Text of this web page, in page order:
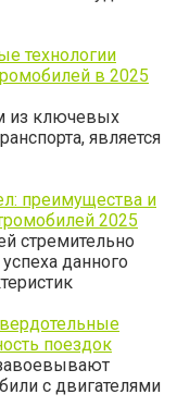
технологии
в 2025
из ключевых
является
преимущества и
2025
стремительно
данного
поездок
с двигателями